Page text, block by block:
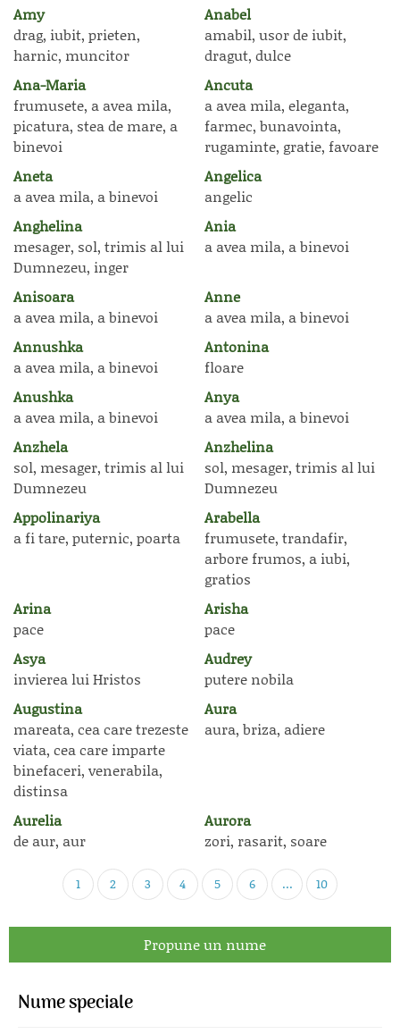
Amy
drag, iubit, prieten,
harnic, muncitor
Anabel
amabil, usor de iubit,
dragut, dulce
Ana-Maria
frumusete, a avea mila,
picatura, stea de mare, a
binevoi
Ancuta
a avea mila, eleganta,
farmec, bunavointa,
rugaminte, gratie, favoare
Aneta
a avea mila, a binevoi
Angelica
angelic
Anghelina
mesager, sol, trimis al lui
Dumnezeu, inger
Ania
a avea mila, a binevoi
Anisoara
a avea mila, a binevoi
Anne
a avea mila, a binevoi
Annushka
a avea mila, a binevoi
Antonina
floare
Anushka
a avea mila, a binevoi
Anya
a avea mila, a binevoi
Anzhela
sol, mesager, trimis al lui
Dumnezeu
Anzhelina
sol, mesager, trimis al lui
Dumnezeu
Appolinariya
a fi tare, puternic, poarta
Arabella
frumusete, trandafir,
arbore frumos, a iubi,
gratios
Arina
pace
Arisha
pace
Asya
invierea lui Hristos
Audrey
putere nobila
Augustina
mareata, cea care trezeste
viata, cea care imparte
binefaceri, venerabila,
distinsa
Aura
aura, briza, adiere
Aurelia
de aur, aur
Aurora
zori, rasarit, soare
1 2 3 4 5 6 ... 10
Propune un nume
Nume speciale